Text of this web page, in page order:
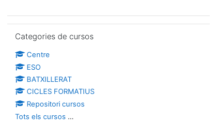
Categories de cursos
Centre
ESO
BATXILLERAT
CICLES FORMATIUS
Repositori cursos
Tots els cursos ...